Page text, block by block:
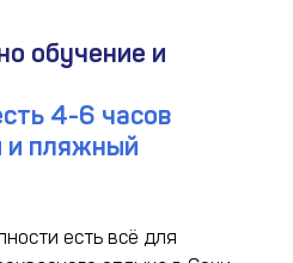
обучение и
4-6 часов
и пляжный
есть всё для